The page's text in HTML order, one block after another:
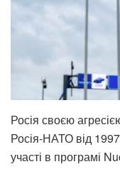
Росія своєю
Росія-НАТО від
участі в програмі